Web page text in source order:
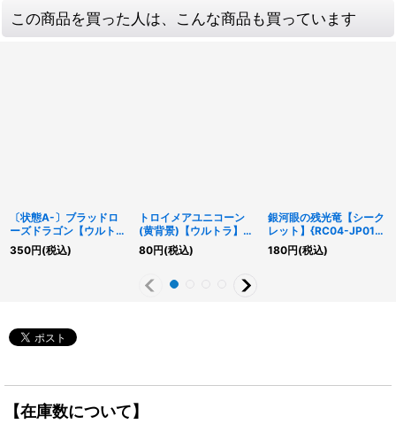
この商品を買った人は、こんな商品も買っています
〔状態A-〕ブラッドロ
ーズドラゴン【ウルト
ラ】{LIOV-JP035}《シ
ンクロ》
350円(税込)
トロイメアユニコーン
(黄背景)【ウルトラ】
{RC04-JP044}《リン
ク》
80円(税込)
銀河眼の残光竜【シーク
レット】{RC04-JP018}
《モンスター》
180円(税込)
【在庫数について】